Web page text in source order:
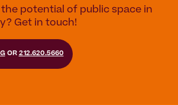
potential of public space in
Get in touch!
OR 212.620.5660